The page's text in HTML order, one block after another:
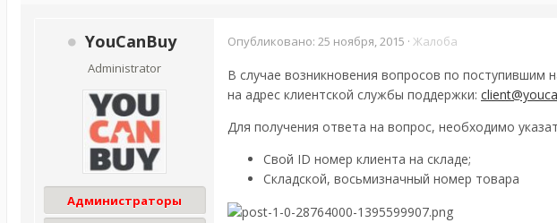
YouCanBuy
Administrator
Администраторы
Опубликовано: 25 ноября, 2015 · Жалоба
В случае возникновения вопросов по
на адрес клиентской службы поддержки:
Для получения ответа на вопрос, необходимо
Свой ID номер клиента на складе;
Складской, восьмизначный номер товара